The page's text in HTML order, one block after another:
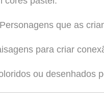
Personagens que as
para criar
ou desenhados